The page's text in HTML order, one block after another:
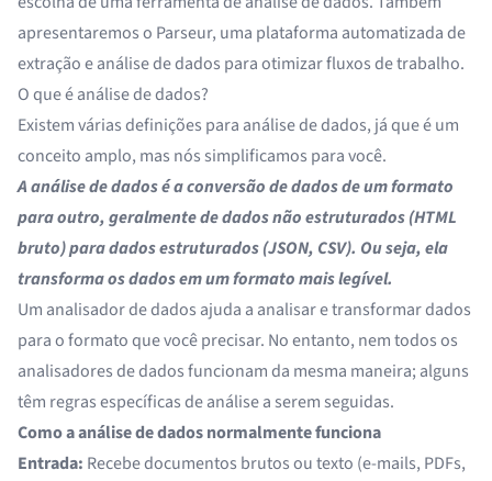
apresentaremos o Parseur, uma plataforma automatizada de
extração e análise de dados para otimizar fluxos de trabalho.
O que é análise de dados?
Existem várias definições para análise de dados, já que é um
conceito amplo, mas nós simplificamos para você.
A análise de dados é a conversão de dados de um formato
para outro, geralmente de dados não estruturados (HTML
bruto) para dados estruturados (JSON, CSV). Ou seja, ela
transforma os dados em um formato mais legível.
Um analisador de dados ajuda a analisar e transformar dados
para o formato que você precisar. No entanto, nem todos os
analisadores de dados funcionam da mesma maneira; alguns
têm regras específicas de análise a serem seguidas.
Como a análise de dados normalmente funciona
Entrada: Recebe documentos brutos ou texto (e-mails, PDFs,